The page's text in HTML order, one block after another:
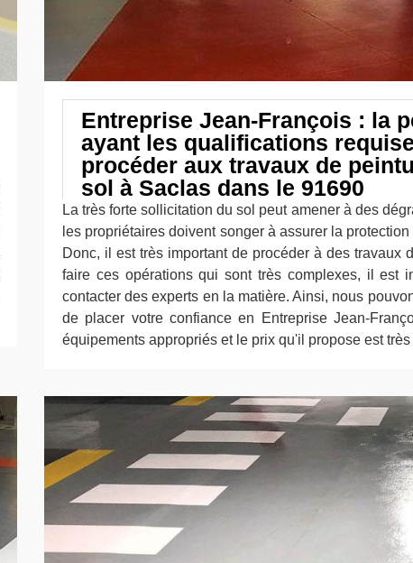
Entreprise Jean-François : la
ayant les qualifications
procéder aux travaux de
sol à Saclas dans le 91690
La très forte sollicitation du sol peut amener à des
les propriétaires doivent songer à assurer la
Donc, il est très important de procéder à des travaux
faire ces opérations qui sont très complexes, il est
contacter des experts en la matière. Ainsi, nous
de placer votre confiance en Entreprise Jean-
équipements appropriés et le prix qu'il propose est